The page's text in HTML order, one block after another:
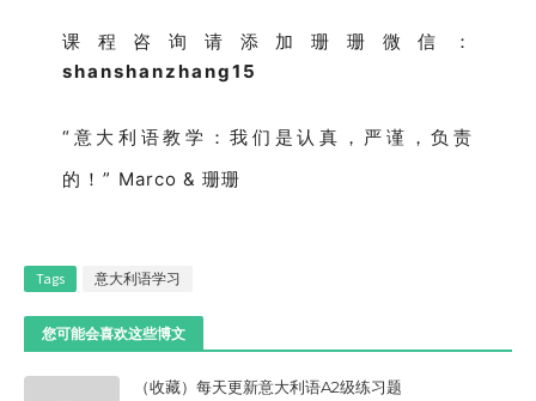
课程咨询请添加珊珊微信：
shanshanzhang15
“意大利语教学：我们是认真，严谨，负责
的！” Marco & 珊珊
Tags 意大利语学习
您可能会喜欢这些博文
（收藏）每天更新意大利语A2级练习题